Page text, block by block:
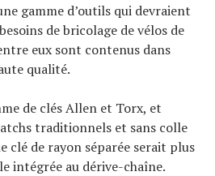
gamme d’outils qui devraient
de bricolage de vélos de
eux sont contenus dans
qualité.
de clés Allen et Torx, et
traditionnels et sans colle
clé de rayon séparée serait plus
intégrée au dérive-chaîne.